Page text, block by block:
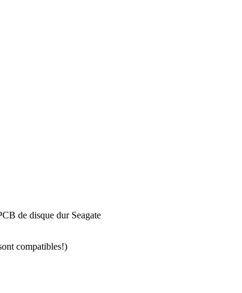
de disque dur Seagate
compatibles!)